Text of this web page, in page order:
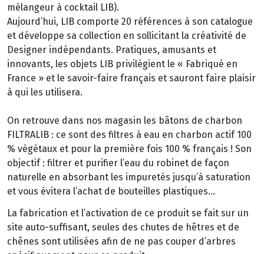
mélangeur à cocktail LIB).
Aujourd’hui, LIB comporte 20 références à son catalogue
et développe sa collection en sollicitant la créativité de
Designer indépendants. Pratiques, amusants et
innovants, les objets LIB privilégient le « Fabriqué en
France » et le savoir-faire français et sauront faire plaisir
à qui les utilisera.
On retrouve dans nos magasin les bâtons de charbon
FILTRALIB : ce sont des filtres à eau en charbon actif 100
% végétaux et pour la première fois 100 % français ! Son
objectif : filtrer et purifier l’eau du robinet de façon
naturelle en absorbant les impuretés jusqu’à saturation
et vous évitera l’achat de bouteilles plastiques…
La fabrication et l’activation de ce produit se fait sur un
site auto-suffisant, seules des chutes de hêtres et de
chênes sont utilisées afin de ne pas couper d’arbres